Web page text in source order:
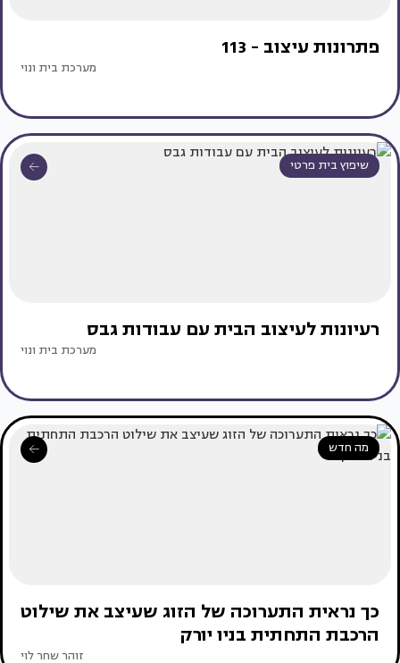
פתרונות עיצוב - 113
מערכת בית ונוי
שיפוץ בית פרטי
רעיונות לעיצוב הבית עם עבודות גבס
מערכת בית ונוי
מה חדש
כך נראית התערוכה של הזוג שעיצב את שילוט
הרכבת התחתית בניו יורק
זוהר שחר לוי